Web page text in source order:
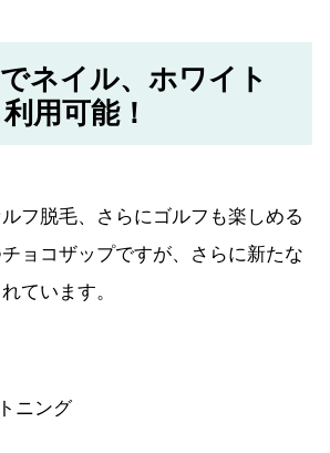
ネイル、ホワイト
用可能！
フ脱毛、さらにゴルフも楽しめる
ョコザップですが、さらに新たな
ています。
ニング